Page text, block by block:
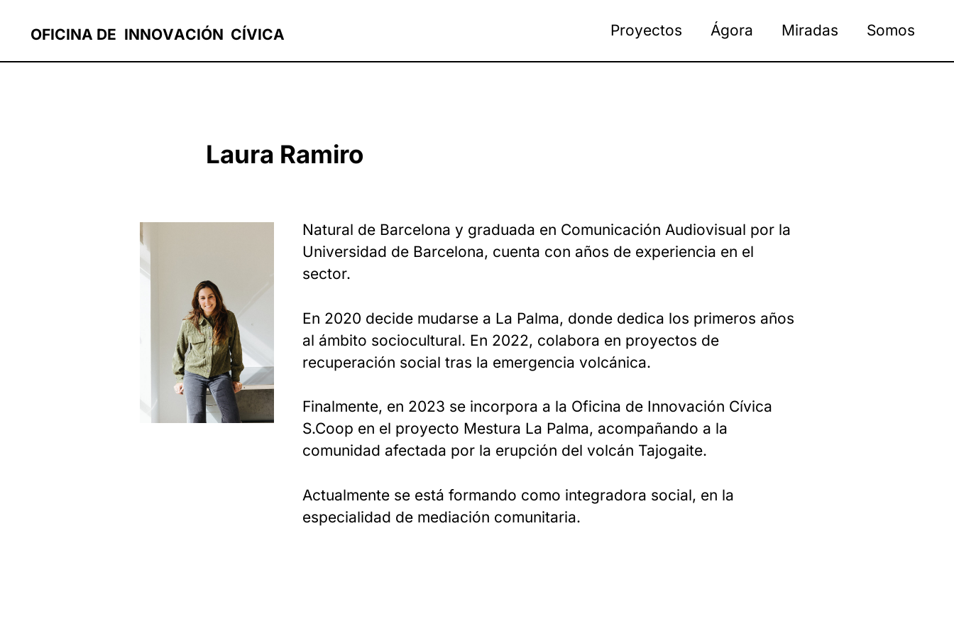
OFICINA DE INNOVACIÓN CÍVICA Proyectos Ágora Miradas Somos
Laura Ramiro
Natural de Barcelona y graduada en Comunicación Audiovisual por la
Universidad de Barcelona, cuenta con años de experiencia en el
sector.
En 2020 decide mudarse a La Palma, donde dedica los primeros años
al ámbito sociocultural. En 2022, colabora en proyectos de
recuperación social tras la emergencia volcánica.
Finalmente, en 2023 se incorpora a la Oficina de Innovación Cívica
S.Coop en el proyecto Mestura La Palma, acompañando a la
comunidad afectada por la erupción del volcán Tajogaite.
Actualmente se está formando como integradora social, en la
especialidad de mediación comunitaria.